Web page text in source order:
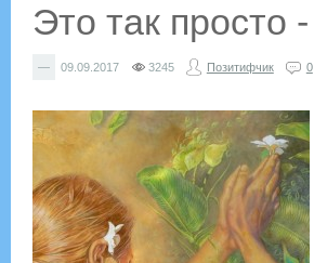
Это так просто
— 09.09.2017 3245 Позитифчик 0